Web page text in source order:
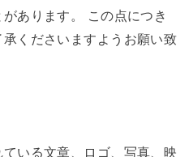
あります。 この点につき
くださいますようお願い致
いる文章、ロゴ、写真、映